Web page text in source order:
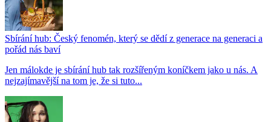
Sbírání hub: Český fenomén, který se dědí z generace na generaci a
pořád nás baví
Jen málokde je sbírání hub tak rozšířeným koníčkem jako u nás. A
nejzajímavější na tom je, že si tuto...